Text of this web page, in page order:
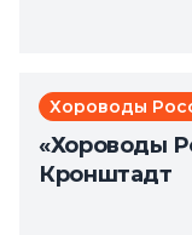
Хороводы
«Хороводы
Кронштадт